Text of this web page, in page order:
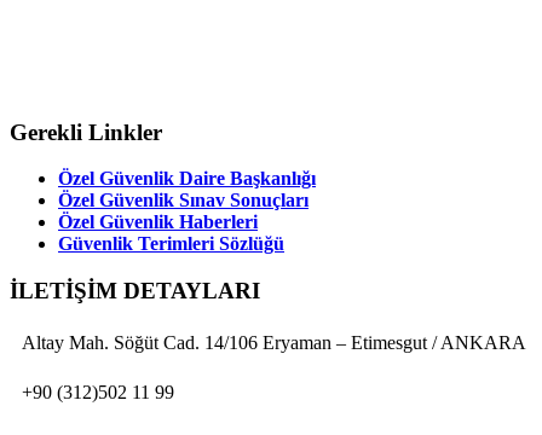
Gerekli Linkler
Özel Güvenlik Daire Başkanlığı
Özel Güvenlik Sınav Sonuçları
Özel Güvenlik Haberleri
Güvenlik Terimleri Sözlüğü
İLETİŞİM DETAYLARI
Altay Mah. Söğüt Cad. 14/106 Eryaman – Etimesgut / ANKARA
+90 (312)502 11 99